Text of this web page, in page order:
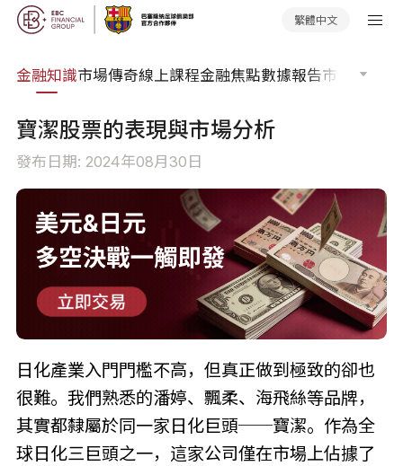
繁體中文
金融知識市場傳奇線上課程金融焦點數據報告市場分析
寶潔股票的表現與市場分析
發布日期: 2024年08月30日
日化產業入門門檻不高，但真正做到極致的卻也
很難。我們熟悉的潘婷、飄柔、海飛絲等品牌，
其實都隸屬於同一家日化巨頭──寶潔。作為全
球日化三巨頭之一，這家公司僅在市場上佔據了